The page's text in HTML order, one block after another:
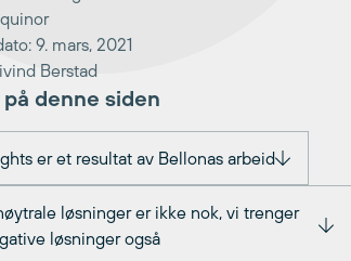
9. mars, 2021
Berstad
denne siden
er et resultat av Bellonas arbeid
løsninger er ikke nok, vi trenger
løsninger også